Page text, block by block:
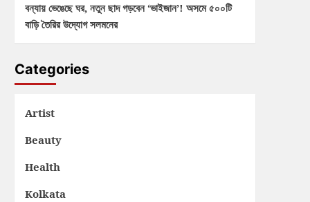
বন্যায় ভেঙেছে ঘর, নতুন ছাদ গড়বেন ‘ভাইজান’! অসমে ৫০০টি
বাড়ি তৈরির উদ্যোগ সলমনের
Categories
Artist
Beauty
Health
Kolkata